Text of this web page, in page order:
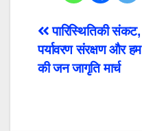
Post
navigation
पारिस्थितिकी संकट,
पर्यावरण संरक्षण और हम
की जन जागृति मार्च